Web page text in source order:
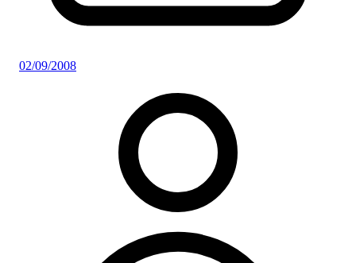
02/09/2008